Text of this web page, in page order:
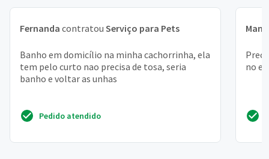
Fernanda contratou Serviço para Pets
Banho em domicílio na minha cachorrinha, ela
tem pelo curto nao precisa de tosa, seria
banho e voltar as unhas
Pedido atendido
no